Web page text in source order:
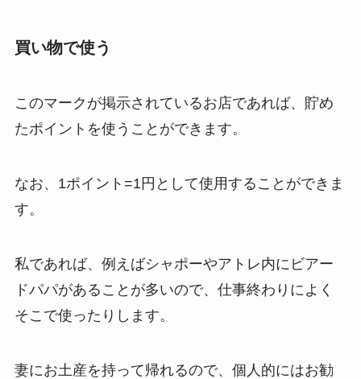
買い物で使う
このマークが掲示されているお店であれば、貯め
たポイントを使うことができます。
なお、1ポイント=1円として使用することができま
す。
私であれば、例えばシャポーやアトレ内にビアー
ドパパがあることが多いので、仕事終わりによく
そこで使ったりします。
妻にお土産を持って帰れるので、個人的にはお勧